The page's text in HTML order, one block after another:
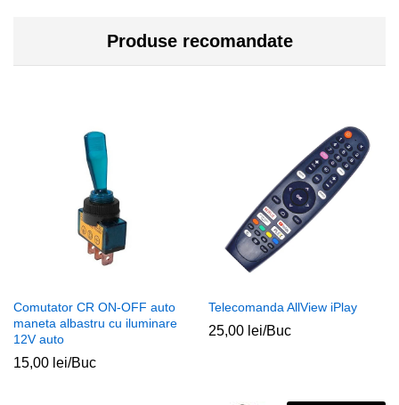
Produse recomandate
Comutator CR ON-OFF auto
maneta albastru cu iluminare
12V auto
15,00 lei/Buc
Telecomanda AllView iPlay
25,00 lei/Buc